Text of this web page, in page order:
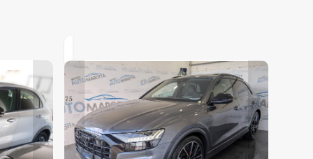
Loading...
Loading...
Loading...